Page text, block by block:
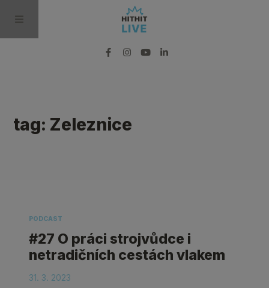
PODCAST
tag: Zeleznice
PODCAST
#27 O práci strojvůdce i
netradičních cestách vlakem
31. 3. 2023